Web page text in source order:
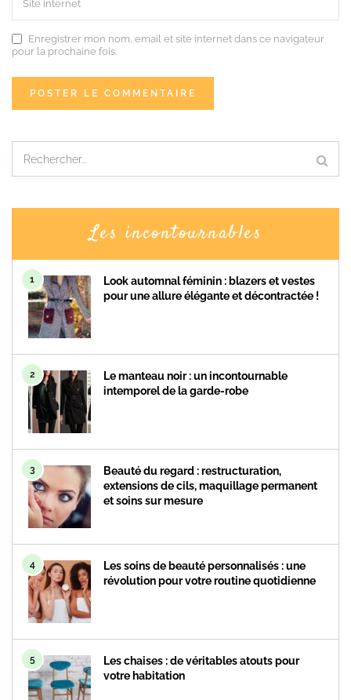
Enregistrer mon nom, email et site internet dans ce navigateur
pour la prochaine fois.
Les incontournables
1
Look automnal féminin : blazers et vestes
pour une allure élégante et décontractée !
2
Le manteau noir : un incontournable
intemporel de la garde-robe
3
Beauté du regard : restructuration,
extensions de cils, maquillage permanent
et soins sur mesure
4
Les soins de beauté personnalisés : une
révolution pour votre routine quotidienne
5
Les chaises : de véritables atouts pour
votre habitation